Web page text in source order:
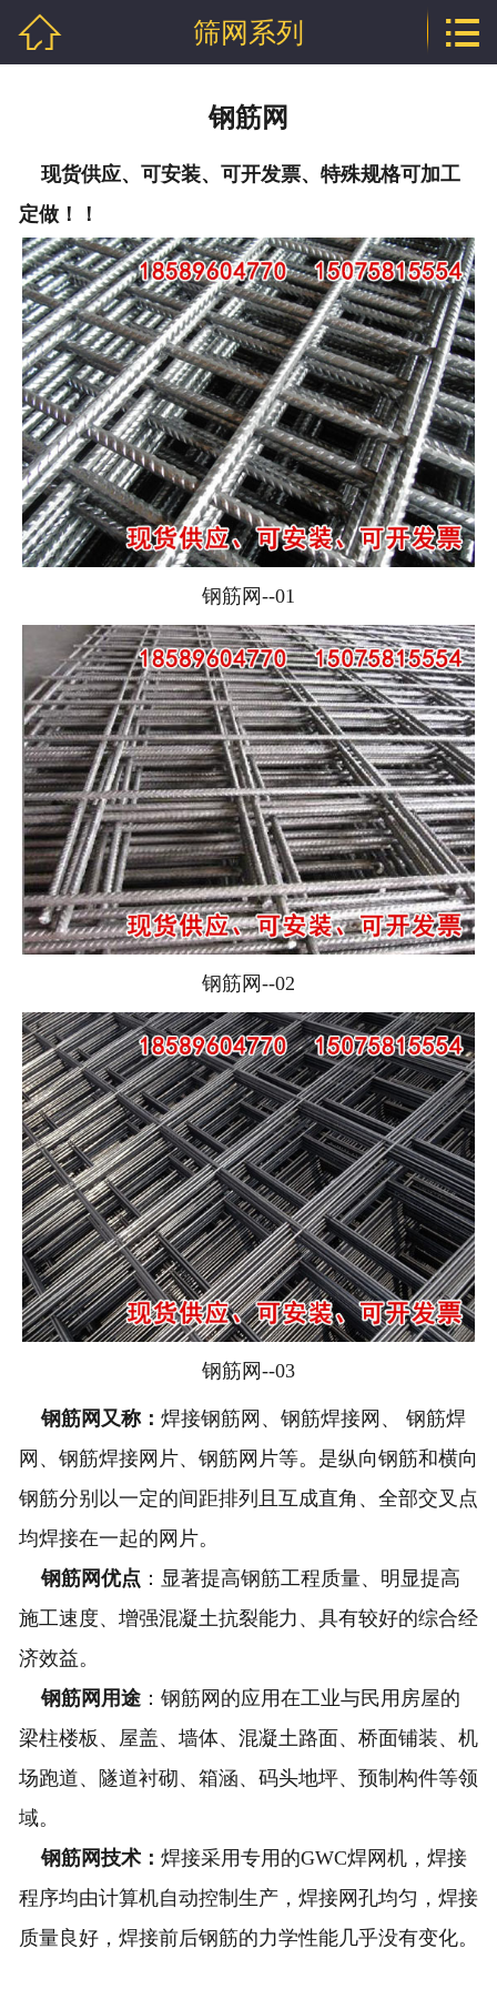
技术文章
企业资质
联系我们
 筛网系列 
钢筋网
现货供应、可安装、可开发票、特殊规格可加工
定做！！
钢筋网--01
钢筋网--02
钢筋网--03
钢筋网又称： 焊接钢筋网、钢筋焊接网、 钢筋焊
网、钢筋焊接网片、钢筋网片等。是纵向钢筋和横向
钢筋分别以一定的间距排列且互成直角、全部交叉点
均焊接在一起的网片。
钢筋网优点 ：显著提高钢筋工程质量、明显提高
施工速度、增强混凝土抗裂能力、具有较好的综合经
济效益。
钢筋网用途：钢筋网的应用在工业与民用房屋的
梁柱楼板、屋盖、墙体、混凝土路面、桥面铺装、机
场跑道、隧道衬砌、箱涵、码头地坪、预制构件等领
域。
钢筋网技术： 焊接采用专用的GWC焊网机，焊接
程序均由计算机自动控制生产，焊接网孔均匀，焊接
质量良好，焊接前后钢筋的力学性能几乎没有变化。